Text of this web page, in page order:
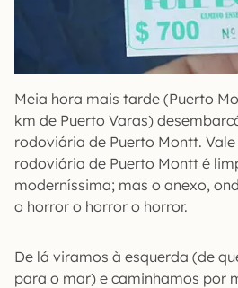
Meia hora mais tarde (Puerto
km de Puerto Varas)
rodoviária de Puerto Montt.
rodoviária de Puerto Montt é
moderníssima; mas o anexo,
o horror o horror o horror.
De lá viramos à esquerda (de
para o mar) e caminhamos por